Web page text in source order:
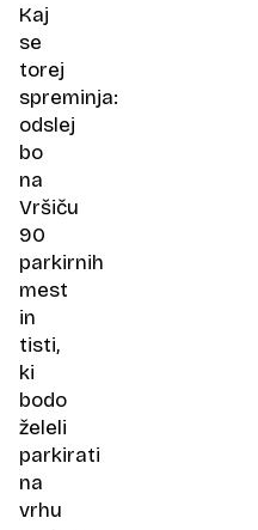
Kaj
se
torej
spreminja:
odslej
bo
na
Vršiču
90
parkirnih
mest
in
tisti,
ki
bodo
želeli
parkirati
na
vrhu